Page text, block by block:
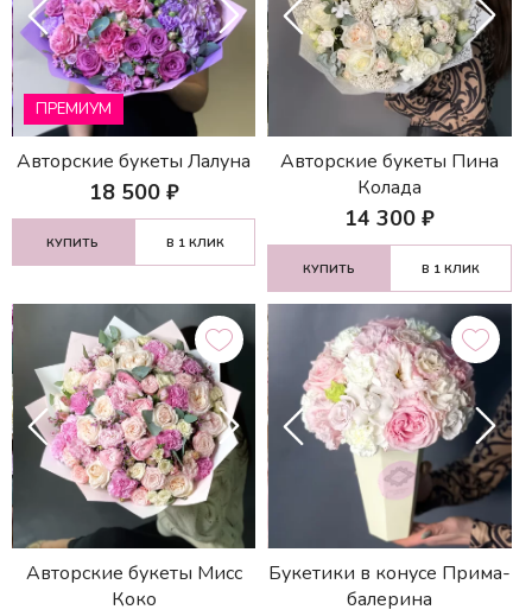
ПРЕМИУМ
Авторские букеты Лалуна
18 500₽
КУПИТЬ В 1 КЛИК
Авторские букеты Пина
Колада
14 300 ₽
КУПИТЬ В 1 КЛИК
Авторские букеты Мисс
Коко
Букетики в конусе Прима-
балерина